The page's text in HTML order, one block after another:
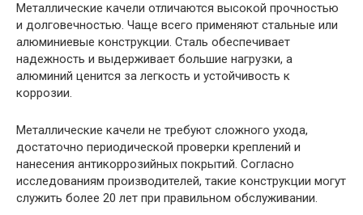
Металлические качели отличаются высокой прочностью
и долговечностью. Чаще всего применяют стальные или
алюминиевые конструкции. Сталь обеспечивает
надежность и выдерживает большие нагрузки, а
алюминий ценится за легкость и устойчивость к
коррозии.
Металлические качели не требуют сложного ухода,
достаточно периодической проверки креплений и
нанесения антикоррозийных покрытий. Согласно
исследованиям производителей, такие конструкции могут
служить более 20 лет при правильном обслуживании.